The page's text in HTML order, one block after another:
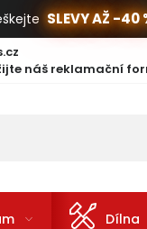
SLEVY AŽ -40
náš reklamační
Dílna